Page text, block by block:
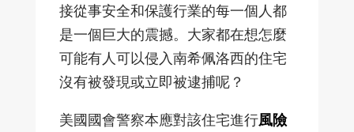
接從事安全和保護行業的每一個人都
是一個巨大的震撼。大家都在想怎麼
可能有人可以侵入南希佩洛西的住宅
沒有被發現或立即被逮捕呢？
美國國會警察本應對該住宅進行風險